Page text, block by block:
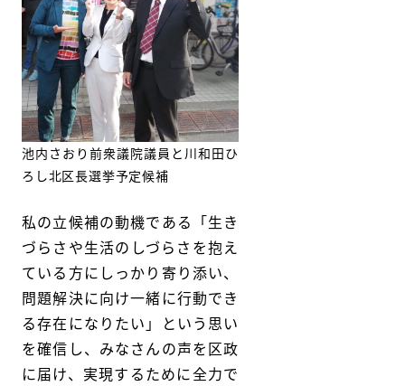
池内さおり前衆議院議員と川和田ひ
ろし北区長選挙予定候補
私の立候補の動機である「生き
づらさや生活のしづらさを抱え
ている方にしっかり寄り添い、
問題解決に向け一緒に行動でき
る存在になりたい」という思い
を確信し、みなさんの声を区政
に届け、実現するために全力で